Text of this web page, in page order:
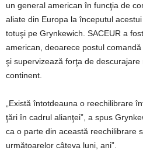
un general american în funcţia de
aliate din Europa la începutul
totuşi pe Grynkewich. SACEUR a
american, deoarece postul
şi supervizează forţa de
continent.
„Există întotdeauna o reechilibrare
ţări în cadrul alianţei”, a spus
ca o parte din această reechilibrare
următoarelor câteva luni, ani”.